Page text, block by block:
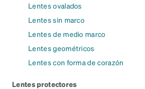
Lentes ovalados
Lentes sin marco
Lentes de medio marco
Lentes geométricos
Lentes con forma de corazón
Lentes protectores